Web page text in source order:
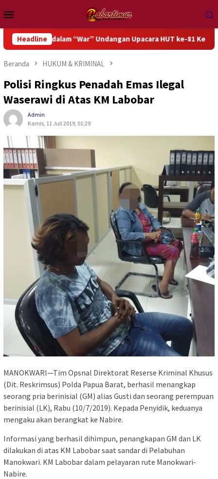
ke
kontenMobile
Headline
“War” Undangan Upacara HUT ke-81 Kemerdekaan RI
Beranda HUKUM & KRIMINAL
Polisi Ringkus Penadah Emas Ilegal
Waserawi di Atas KM Labobar
Admin
Kamis, 11 Juli 2019, 01:29
MANOKWARI—Tim Opsnal Direktorat Reserse Kriminal Khusus
(Dit. Reskrimsus) Polda Papua Barat, berhasil menangkap
seorang pria berinisial (GM) alias Gusti dan seorang perempuan
berinisial (LK), Rabu (10/7/2019). Kepada Penyidik, keduanya
mengaku akan berangkat ke Nabire.
Informasi yang berhasil dihimpun, penangkapan GM dan LK
dilakukan di atas KM Labobar saat sandar di Pelabuhan
Manokwari. KM Labobar dalam pelayaran rute Manokwari-
Nabire.